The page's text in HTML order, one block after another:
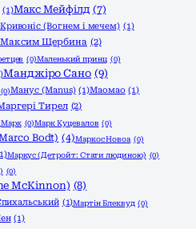
(1)Макс Мейфілд (7)
(Вогнем і мечем) (1)
Максим Щербина (2)
(0)Маленький принц (0)
Манджіро Сано (9)
(0)Манус (Manus) (1)Маомао (1)
Тирел (2)
Марк (0)Марк Куцевалов (0)
Bodt) (4)Маркос Новоа (0)
Маркус (Детройт: Стати людиною) (0)
(0)
McKinnon) (8)
(1)Мартін Блеквуд (0)
(1)